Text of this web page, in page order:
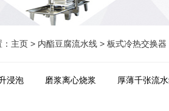
主页 > 内酯豆腐流水线 > 板式冷热交换器
浸泡 磨浆离心烧浆 厚薄千张流